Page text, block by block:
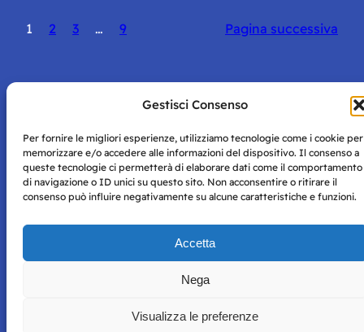
Gestisci Consenso
Per fornire le migliori esperienze, utilizziamo tecnologie come i cookie per
memorizzare e/o accedere alle informazioni del dispositivo. Il consenso a
queste tecnologie ci permetterà di elaborare dati come il comportamento
di navigazione o ID unici su questo sito. Non acconsentire o ritirare il
consenso può influire negativamente su alcune caratteristiche e funzioni.
Accetta
Nega
Visualizza le preferenze
1 2 3 … 9 Pagina successiva
Storie di Napoli è una testata registrata presso il tribunale di
Napoli con autorizzazione numero 38 del 25/9/2019.
Tutte le immagini e i contenuti su questo sito sono forniti
per mero scopo didattico e informativo.
Tutti i diritti riservati, ogni tentativo di copia sarà
informazioni in questo sito web per addestramento AI e
qualsiasi altro tipo di prodotto informatico.
Privacy
Policy